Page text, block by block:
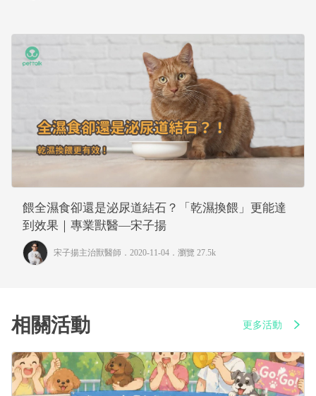
餵全濕食卻還是泌尿道結石？「乾濕換餵」更能達
到效果｜專業獸醫—宋子揚
宋子揚主治獸醫師 ．2020-11-04． 瀏覽 27.5k
相關活動 更多活動